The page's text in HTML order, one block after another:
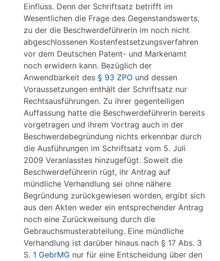
Einfluss. Denn der Schriftsatz betrifft im
Wesentlichen die Frage des Gegenstandswerts,
zu der die Beschwerdeführerin im noch nicht
abgeschlossenen Kostenfestsetzungsverfahren
vor dem Deutschen Patent- und Markenamt
noch erwidern kann. Bezüglich der
Anwendbarkeit des § 93 ZPO und dessen
Voraussetzungen enthält der Schriftsatz nur
Rechtsausführungen. Zu ihrer gegenteiligen
Auffassung hatte die Beschwerdeführerin bereits
vorgetragen und ihrem Vortrag auch in der
Beschwerdebegründung nichts erkennbar durch
die Ausführungen im Schriftsatz vom 5. Juli
2009 Veranlasstes hinzugefügt. Soweit die
Beschwerdeführerin rügt, ihr Antrag auf
mündliche Verhandlung sei ohne nähere
Begründung zurückgewiesen worden, ergibt sich
aus den Akten weder ein entsprechender Antrag
noch eine Zurückweisung durch die
Gebrauchsmusterabteilung. Eine mündliche
Verhandlung ist darüber hinaus nach § 17 Abs. 3
S. 1 GebrMG nur für eine Entscheidung über den